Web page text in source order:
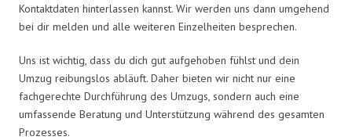
Kontaktdaten hinterlassen kannst. Wir werden uns dann umgehend
bei dir melden und alle weiteren Einzelheiten besprechen.
Uns ist wichtig, dass du dich gut aufgehoben fühlst und dein
Umzug reibungslos abläuft. Daher bieten wir nicht nur eine
fachgerechte Durchführung des Umzugs, sondern auch eine
umfassende Beratung und Unterstützung während des gesamten
Prozesses.